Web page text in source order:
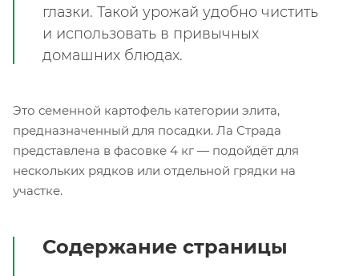
глазки. Такой урожай удобно чистить
и использовать в привычных
домашних блюдах.
Это семенной картофель категории элита,
предназначенный для посадки. Ла Страда
представлена в фасовке 4 кг — подойдёт для
нескольких рядков или отдельной грядки на
участке.
Содержание страницы